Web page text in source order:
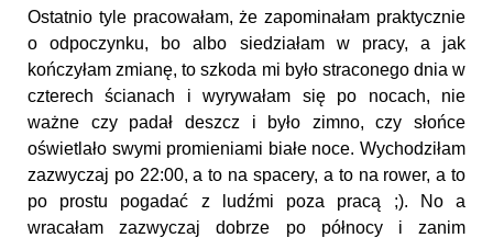
Ostatnio tyle pracowałam, że zapominałam praktycznie
o odpoczynku, bo albo siedziałam w pracy, a jak
kończyłam zmianę, to szkoda mi było straconego dnia w
czterech ścianach i wyrywałam się po nocach, nie
ważne czy padał deszcz i było zimno, czy słońce
oświetlało swymi promieniami białe noce. Wychodziłam
zazwyczaj po 22:00, a to na spacery, a to na rower, a to
po prostu pogadać z ludźmi poza pracą ;). No a
wracałam zazwyczaj dobrze po północy i zanim